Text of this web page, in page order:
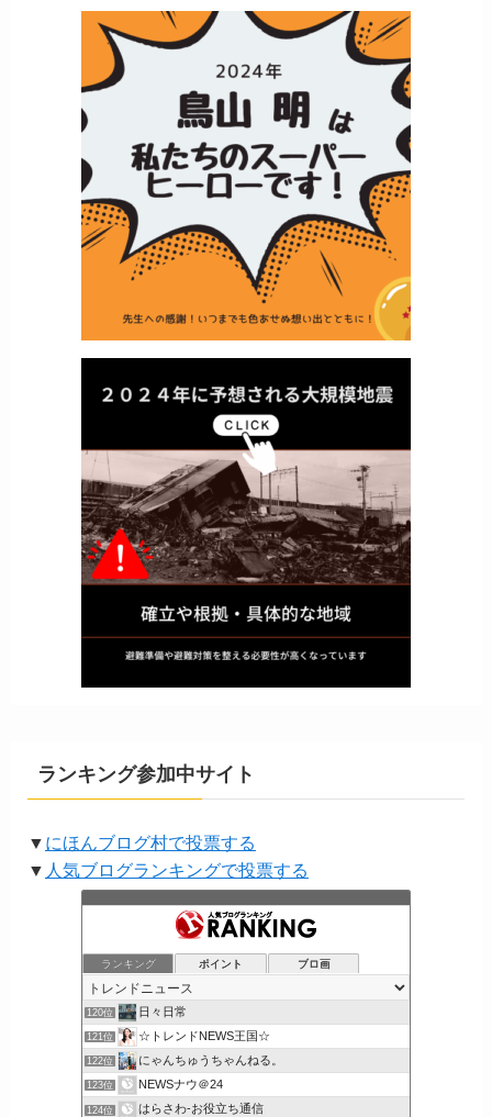
ランキング参加中サイト
▼ にほんブログ村で投票する
▼ 人気ブログランキングで投票する
ランキング ポイント ブロ画
120位 日々日常
121位 ☆トレンドNEWS王国☆
122位 にゃんちゅうちゃんねる。
123位 NEWSナウ＠24
124位 はらさわ-お役立ち通信